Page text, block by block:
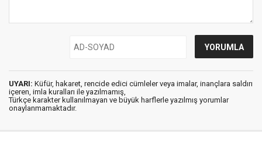
UYARI: Küfür, hakaret, rencide edici cümleler veya imalar, inançlara saldırı
içeren, imla kuralları ile yazılmamış,
Türkçe karakter kullanılmayan ve büyük harflerle yazılmış yorumlar
onaylanmamaktadır.